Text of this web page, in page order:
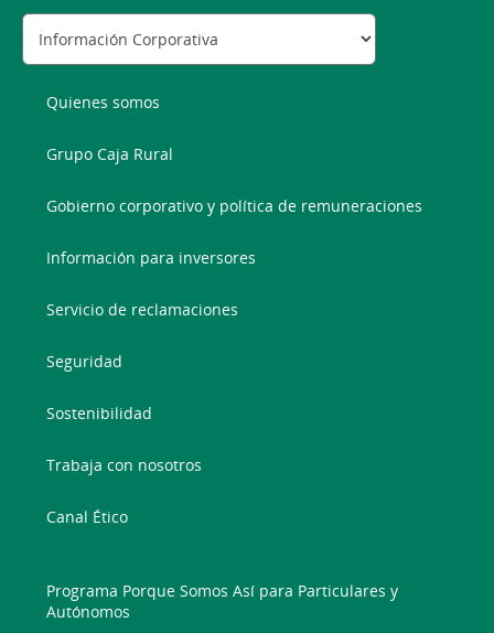
Quienes somos
Grupo Caja Rural
Gobierno corporativo y política de remuneraciones
Información para inversores
Servicio de reclamaciones
Seguridad
Sostenibilidad
Trabaja con nosotros
Canal Ético
Programa Porque Somos Así para Particulares y
Autónomos